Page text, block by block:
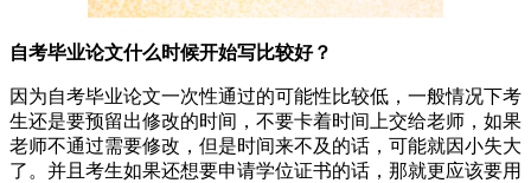
自考毕业论文什么时候开始写比较好？
因为自考毕业论文一次性通过的可能性比较低，一般情况下考
生还是要预留出修改的时间，不要卡着时间上交给老师，如果
老师不通过需要修改，但是时间来不及的话，可能就因小失大
了。并且考生如果还想要申请学位证书的话，那就更应该要用